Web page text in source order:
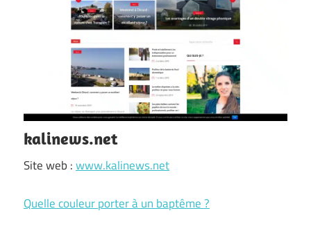
kalinews.net
Site web :www.kalinews.net
Quelle couleur porter à un baptême ?